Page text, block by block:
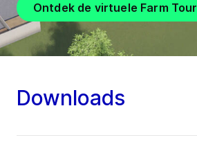
Ontdek de virtuele Farm Tour
Downloads